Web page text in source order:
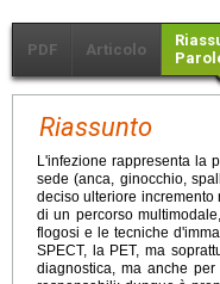
PDF Articolo
Riassunto
L'infezione rappresenta la
sede (anca, ginocchio,
deciso ulteriore
di un percorso
flogosi e le tecniche
SPECT, la PET, ma
diagnostica, ma anche